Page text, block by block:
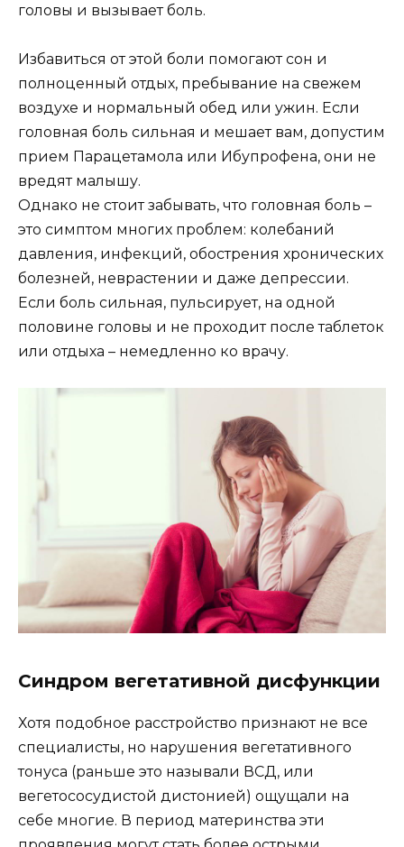
головы и вызывает боль.
Избавиться от этой боли помогают сон и
полноценный отдых, пребывание на свежем
воздухе и нормальный обед или ужин. Если
головная боль сильная и мешает вам, допустим
прием Парацетамола или Ибупрофена, они не
вредят малышу.
Однако не стоит забывать, что головная боль –
это симптом многих проблем: колебаний
давления, инфекций, обострения хронических
болезней, неврастении и даже депрессии.
Если боль сильная, пульсирует, на одной
половине головы и не проходит после таблеток
или отдыха – немедленно ко врачу.
Синдром вегетативной дисфункции
Хотя подобное расстройство признают не все
специалисты, но нарушения вегетативного
тонуса (раньше это называли ВСД, или
вегетососудистой дистонией) ощущали на
себе многие. В период материнства эти